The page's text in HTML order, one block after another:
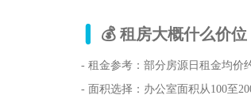
💰 租房大概什么价位
- 租金参考：部分房源日租金均价
- 面积选择：办公室面积从100至